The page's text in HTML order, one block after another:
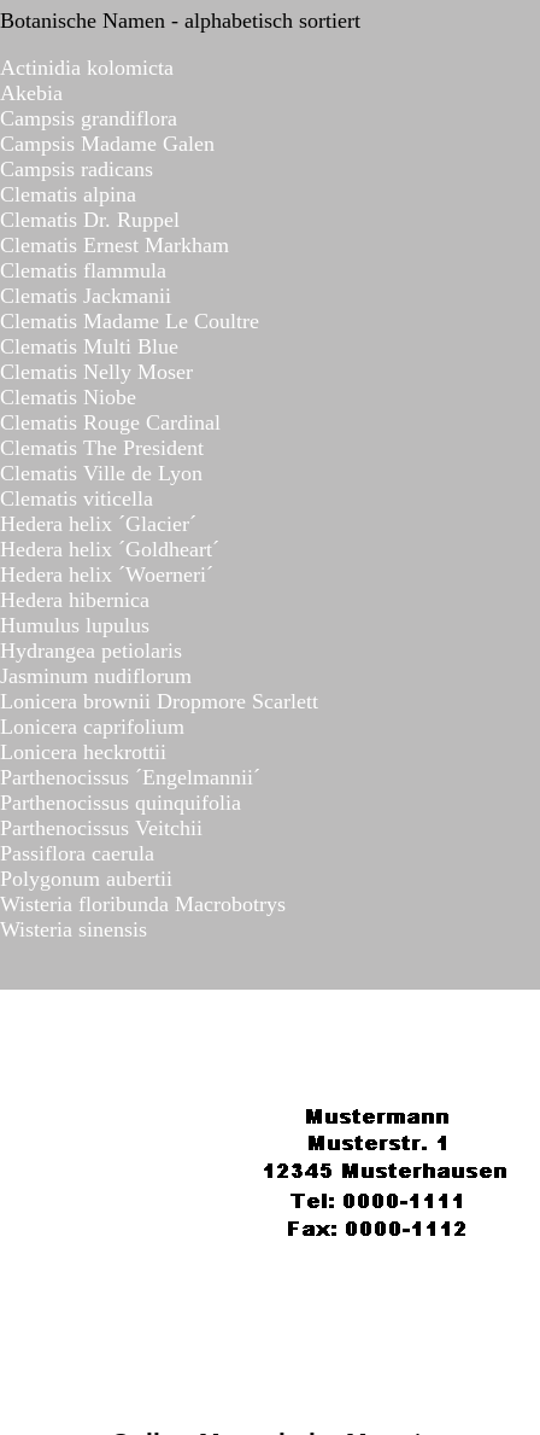
Botanische Namen - alphabetisch sortiert
Actinidia kolomicta
Akebia
Campsis grandiflora
Campsis Madame Galen
Campsis radicans
Clematis alpina
Clematis Dr. Ruppel
Clematis Ernest Markham
Clematis flammula
Clematis Jackmanii
Clematis Madame Le Coultre
Clematis Multi Blue
Clematis Nelly Moser
Clematis Niobe
Clematis Rouge Cardinal
Clematis The President
Clematis Ville de Lyon
Clematis viticella
Hedera helix ´Glacier´
Hedera helix ´Goldheart´
Hedera helix ´Woerneri´
Hedera hibernica
Humulus lupulus
Hydrangea petiolaris
Jasminum nudiflorum
Lonicera brownii Dropmore Scarlett
Lonicera caprifolium
Lonicera heckrottii
Parthenocissus ´Engelmannii´
Parthenocissus quinquifolia
Parthenocissus Veitchii
Passiflora caerula
Polygonum aubertii
Wisteria floribunda Macrobotrys
Wisteria sinensis